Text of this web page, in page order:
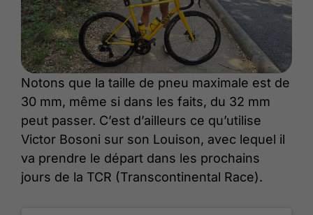
Notons que la taille de pneu maximale est de
30 mm, même si dans les faits, du 32 mm
peut passer. C’est d’ailleurs ce qu’utilise
Victor Bosoni sur son Louison, avec lequel il
va prendre le départ dans les prochains
jours de la TCR (Transcontinental Race).